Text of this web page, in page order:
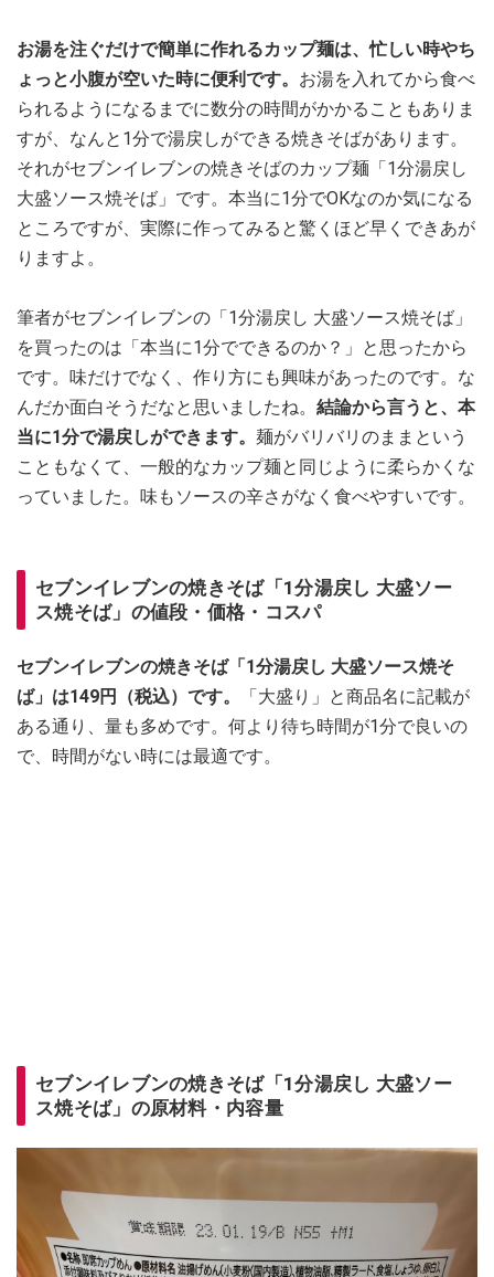
お湯を注ぐだけで簡単に作れるカップ麺は、忙しい時やち
ょっと小腹が空いた時に便利です。 お湯を入れてから食べ
られるようになるまでに数分の時間がかかることもありま
すが、なんと1分で湯戻しができる焼きそばがあります。
それがセブンイレブンの焼きそばのカップ麺「1分湯戻し
大盛ソース焼そば」です。本当に1分でOKなのか気になる
ところですが、実際に作ってみると驚くほど早くできあが
りますよ。
筆者がセブンイレブンの「1分湯戻し 大盛ソース焼そば」
を買ったのは「本当に1分でできるのか？」と思ったから
です。味だけでなく、作り方にも興味があったのです。な
んだか面白そうだなと思いましたね。 結論から言うと、本
当に1分で湯戻しができます。 麺がバリバリのままという
こともなくて、一般的なカップ麺と同じように柔らかくな
っていました。味もソースの辛さがなく食べやすいです。
セブンイレブンの焼きそば「1分湯戻し 大盛ソー
ス焼そば」の値段・価格・コスパ
セブンイレブンの焼きそば「1分湯戻し 大盛ソース焼そ
ば」は149円（税込）です。
「大盛り」と商品名に記載が
ある通り、量も多めです。何より待ち時間が1分で良いの
で、時間がない時には最適です。
セブンイレブンの焼きそば「1分湯戻し 大盛ソー
ス焼そば」の原材料・内容量